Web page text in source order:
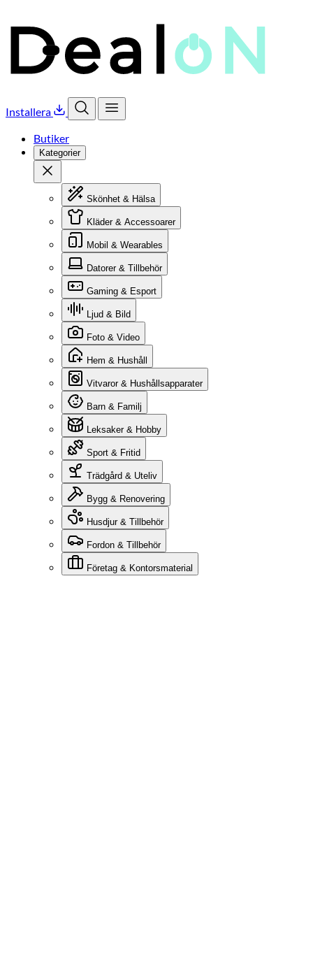
Installera
Öppna sökÖppna meny
Butiker
Kategorier
Stäng
Skönhet & Hälsa
Kläder & Accessoarer
Mobil & Wearables
Datorer & Tillbehör
Gaming & Esport
Ljud & Bild
Foto & Video
Hem & Hushåll
Vitvaror & Hushållsapparater
Barn & Familj
Leksaker & Hobby
Sport & Fritid
Trädgård & Uteliv
Bygg & Renovering
Husdjur & Tillbehör
Fordon & Tillbehör
Företag & Kontorsmaterial